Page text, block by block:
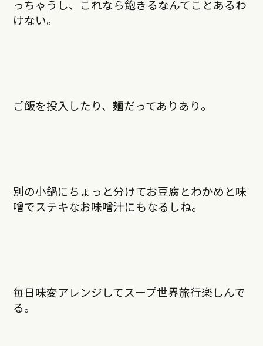
っちゃうし、これなら飽きるなんてことあるわ
けない。
ご飯を投入したり、麺だってありあり。
別の小鍋にちょっと分けてお豆腐とわかめと味
噌でステキなお味噌汁にもなるしね。
毎日味変アレンジしてスープ世界旅行楽しんで
る。